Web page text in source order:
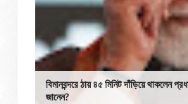
বিমানবন্দরে ঠায় ৪৫ মিনিট দাঁড়িয়ে থাকলেন
জানেন?